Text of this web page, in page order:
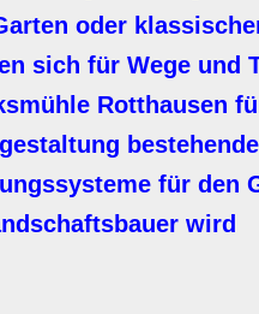
oder
sich für Wege und
Rotthausen
für den
wird